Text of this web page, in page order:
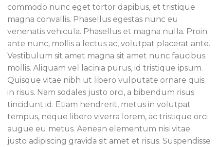
commodo nunc eget tortor dapibus, et tristique
magna convallis. Phasellus egestas nunc eu
venenatis vehicula. Phasellus et magna nulla. Proin
ante nunc, mollis a lectus ac, volutpat placerat ante.
Vestibulum sit amet magna sit amet nunc faucibus
mollis. Aliquam vel lacinia purus, id tristique ipsum.
Quisque vitae nibh ut libero vulputate ornare quis
in risus. Nam sodales justo orci, a bibendum risus
tincidunt id. Etiam hendrerit, metus in volutpat
tempus, neque libero viverra lorem, ac tristique orci
augue eu metus. Aenean elementum nisi vitae
justo adipiscing gravida sit amet et risus. Suspendisse